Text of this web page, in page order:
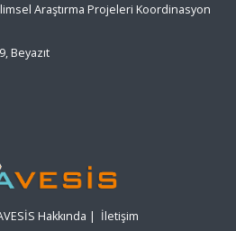
Araştırma Projeleri Koordinasyon
Beyazıt
Hakkında | İletişim